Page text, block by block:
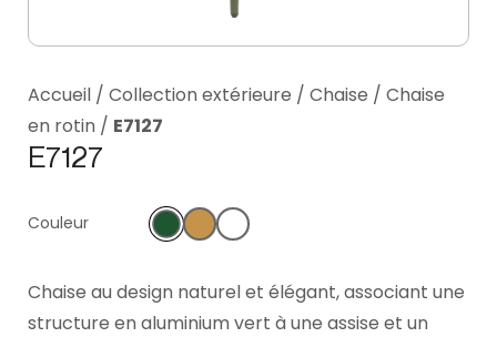
Accueil / Collection extérieure / Chaise / Chaise
en rotin / E7127
E7127
Couleur
Chaise au design naturel et élégant, associant une
structure en aluminium vert à une assise et un